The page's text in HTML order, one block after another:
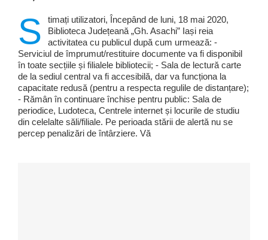
S
timați utilizatori, Începând de luni, 18 mai 2020,
Biblioteca Județeană „Gh. Asachi” Iași reia
activitatea cu publicul după cum urmează: -
Serviciul de împrumut/restituire documente va fi disponibil
în toate secțiile și filialele bibliotecii; - Sala de lectură carte
de la sediul central va fi accesibilă, dar va funcționa la
capacitate redusă (pentru a respecta regulile de distanțare);
- Rămân în continuare închise pentru public: Sala de
periodice, Ludoteca, Centrele internet și locurile de studiu
din celelalte săli/filiale. Pe perioada stării de alertă nu se
percep penalizări de întârziere. Vă